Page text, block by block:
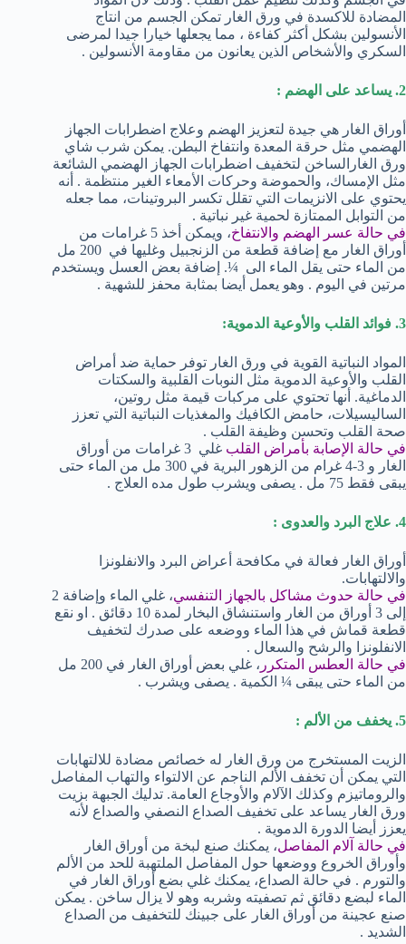
المضادة للاكسدة في ورق الغار تمكن الجسم من انتاج
الأنسولين بشكل أكثر كفاءة ، مما يجعلها خيارا جيدا لمرضى
السكري والأشخاص الذين يعانون من مقاومة الأنسولين .
2. يساعد على الهضم :
أوراق الغار هي جيدة لتعزيز الهضم وعلاج اضطرابات الجهاز
الهضمي مثل حرقة المعدة وانتفاخ البطن. يمكن شرب شاي
ورق الغارالساخن لتخفيف اضطرابات الجهاز الهضمي الشائعة
مثل الإمساك، والحموضة وحركات الأمعاء الغير منتظمة . أنه
يحتوي على الانزيمات التي تقلل تكسر البروتينات، مما جعله
من التوابل الممتازة لحمية غير نباتية .
في حالة عسر الهضم والانتفاخ
، ويمكن أخذ 5 غرامات من
أوراق الغار مع إضافة قطعة من الزنجبيل وغليها في 200 مل
من الماء حتى يقل الماء الى ¼. إضافة بعض العسل ويستخدم
مرتين في اليوم . وهو يعمل أيضا بمثابة محفز للشهية .
3. فوائد القلب والأوعية الدموية:
المواد النباتية القوية في ورق الغار توفر حماية ضد أمراض
القلب والأوعية الدموية مثل النوبات القلبية والسكتات
الدماغية. أنها تحتوي على مركبات قيمة مثل روتين،
الساليسيلات، حامض الكافيك والمغذيات النباتية التي تعزز
صحة القلب وتحسن وظيفة القلب .
في حالة الإصابة بأمراض القلب
غلي 3 غرامات من أوراق
الغار و 3-4 غرام من الزهور البرية في 300 مل من الماء حتى
يبقى فقط 75 مل . يصفى ويشرب طول مده العلاج .
4. علاج البرد والعدوى :
أوراق الغار فعالة في مكافحة أعراض البرد والانفلونزا
والالتهابات.
في حالة حدوث مشاكل بالجهاز التنفسي
، غلي الماء وإضافة 2
إلى 3 أوراق من الغار واستنشاق البخار لمدة 10 دقائق . او نقع
قطعة قماش في هذا الماء ووضعه على صدرك لتخفيف
الانفلونزا والرشح والسعال .
في حالة العطس المتكرر
، غلي بعض أوراق الغار في 200 مل
من الماء حتى يبقى ¼ الكمية . يصفى ويشرب .
5. يخفف من الألم :
الزيت المستخرج من ورق الغار له خصائص مضادة للالتهابات
التي يمكن أن تخفف الألم الناجم عن الالتواء والتهاب المفاصل
والروماتيزم وكذلك الآلام والأوجاع العامة. تدليك الجبهة بزيت
ورق الغار يساعد على تخفيف الصداع النصفي والصداع لأنه
يعزز أيضا الدورة الدموية .
في حالة آلام المفاصل، يمكنك صنع لبخة من أوراق الغار
وأوراق الخروع ووضعها حول المفاصل الملتهبة للحد من الألم
والتورم . في حالة الصداع، يمكنك غلي بضع أوراق الغار في
الماء لبضع دقائق ثم تصفيته وشربه وهو لا يزال ساخن . يمكن
صنع عجينة من أوراق الغار على جبينك للتخفيف من الصداع
الشديد .